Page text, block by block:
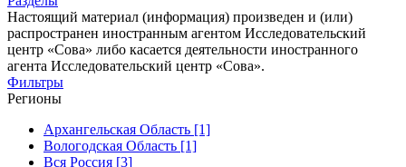
Настоящий материал (информация) произведен и (или)
распространен иностранным агентом Исследовательский
центр «Сова» либо касается деятельности иностранного
агента Исследовательский центр «Сова».
Фильтры
Регионы
Архангельская Область [1]
Вологодская Область [1]
Вся Россия [3]